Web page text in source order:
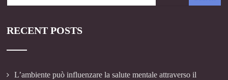
RECENT POSTS
L’ambiente può influenzare la salute mentale attraverso il